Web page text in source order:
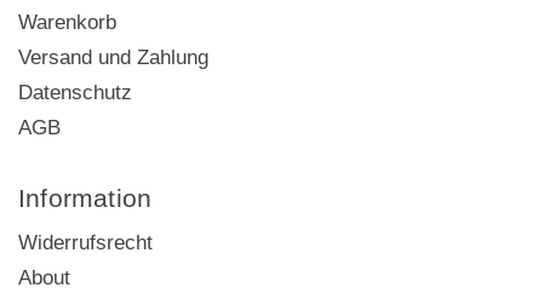
Warenkorb
Versand und Zahlung
Datenschutz
AGB
Information
Widerrufsrecht
About